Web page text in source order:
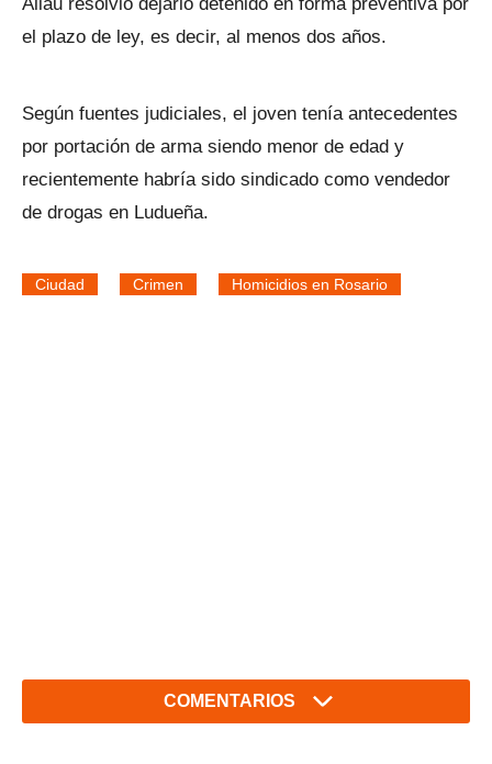
el plazo de ley, es decir, al menos dos años.
Según fuentes judiciales, el joven tenía antecedentes
por portación de arma siendo menor de edad y
recientemente habría sido sindicado como vendedor
de drogas en Ludueña.
Ciudad Crimen Homicidios en Rosario
COMENTARIOS